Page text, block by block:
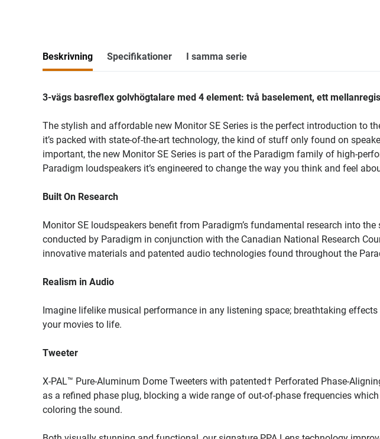
Beskrivning Specifikationer I samma serie
3-vägs basreflex golvhögtalare med 4 element: två baselement, ett
The stylish and affordable new Monitor SE Series is the perfect introduction to
it’s packed with state-of-the-art technology, the kind of stuff only found on
important, the new Monitor SE Series is part of the Paradigm family of high-
Paradigm loudspeakers it’s engineered to change the way you think and feel
Built On Research
Monitor SE loudspeakers benefit from Paradigm’s fundamental research into
conducted by Paradigm in conjunction with the Canadian National Research
innovative materials and patented audio technologies found throughout the
Realism in Audio
Imagine lifelike musical performance in any listening space; breathtaking
your movies to life.
Tweeter
X-PAL™ Pure-Aluminum Dome Tweeters with patented† Perforated Phase-
as a refined phase plug, blocking a wide range of out-of-phase frequencies
coloring the sound.